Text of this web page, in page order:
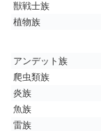
獣戦士族
植物族
アンデット族
爬虫類族
炎族
魚族
雷族